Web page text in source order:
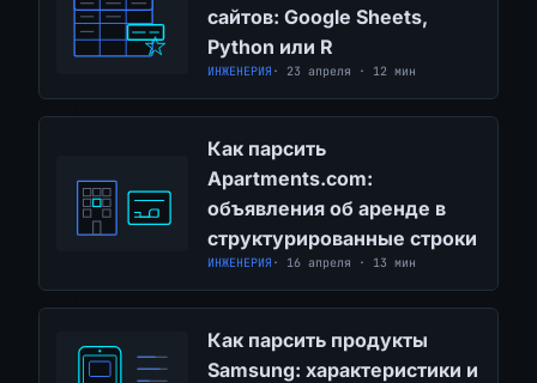
сайтов: Google Sheets,
Python или R
ИНЖЕНЕРИЯ · 23 апреля · 12 мин
Как парсить
Apartments.com:
объявления об аренде в
структурированные строки
ИНЖЕНЕРИЯ · 16 апреля · 13 мин
Как парсить продукты
Samsung: характеристики и